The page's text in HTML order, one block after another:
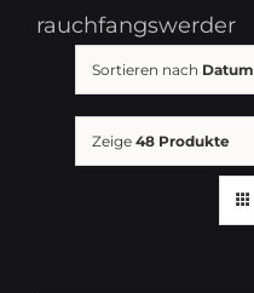
rauchfangswerder
Sortieren nach Datum
Zeige 48 Produkte